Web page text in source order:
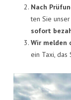
KON­TAKT
VISI­TEN­KAR­TE
Nach
ten Sie unser
sofort
Wir mel­den
ein Taxi, das